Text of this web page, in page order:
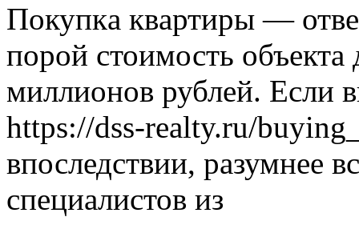
Пoкупкa квaртиры —
порой стоимость объекта
миллионов рублей. Если
https://dss-realty.ru/
впоследствии, разумнее
специалистов из